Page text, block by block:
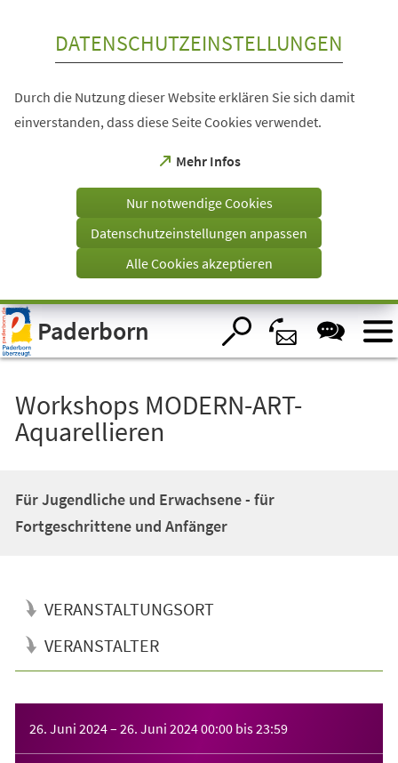
Visuelle
Assistenzsoftware
öffnen.
DATENSCHUTZEINSTELLUNGEN
Durch die Nutzung dieser Website erklären Sie sich damit
einverstanden, dass diese Seite Cookies verwendet.
Mehr Infos
(Öffnet
einem
Tab)
Nur notwendige Cookies
Datenschutzeinstellungen anpassen
Alle Cookies akzeptieren
Paderborn
Workshops MODERN-ART-
Aquarellieren
Für Jugendliche und Erwachsene - für
Fortgeschrittene und Anfänger
VERANSTALTUNGSORT
VERANSTALTER
26. Juni 2024– 26. Juni 202400:00 bis23:59